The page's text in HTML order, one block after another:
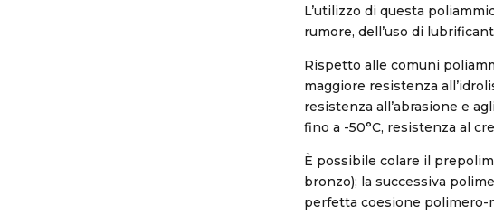
L’utilizzo di questa
rumore, dell’uso di
Rispetto alle comuni
maggiore resistenza
resistenza all’abrasione e
fino a -50°C, resistenza al
È possibile colare il
bronzo); la successiva
perfetta coesione polimero-